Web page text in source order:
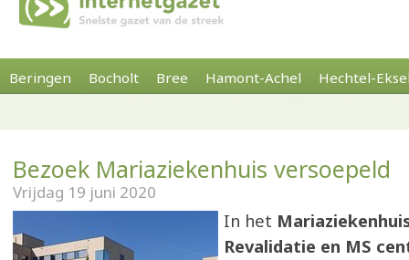
Beringen Bocholt Bree Hamont-Achel Hechtel-
Bezoek Mariaziekenhuis versoepeld
Vrijdag 19 juni 2020
In het
Revalidatie en MS